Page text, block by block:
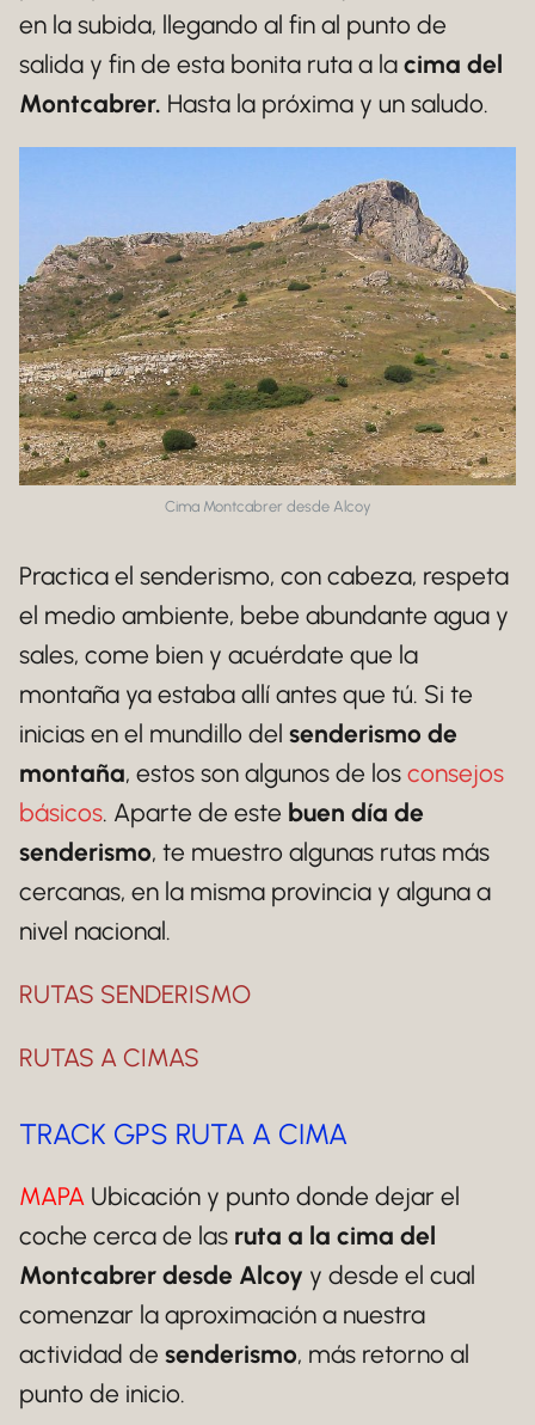
en la subida, llegando al fin al punto de
salida y fin de esta bonita ruta a la cima del
Montcabrer. Hasta la próxima y un saludo.
Cima Montcabrer desde Alcoy
Practica el senderismo, con cabeza, respeta
el medio ambiente, bebe abundante agua y
sales, come bien y acuérdate que la
montaña ya estaba allí antes que tú. Si te
inicias en el mundillo del senderismo de
montaña, estos son algunos de los consejos
básicos. Aparte de este buen día de
senderismo, te muestro algunas rutas más
cercanas, en la misma provincia y alguna a
nivel nacional.
RUTAS SENDERISMO
RUTAS A CIMAS
TRACK GPS RUTA A CIMA
MAPA Ubicación y punto donde dejar el
coche cerca de las ruta a la cima del
Montcabrer desde Alcoy y desde el cual
comenzar la aproximación a nuestra
actividad de senderismo, más retorno al
punto de inicio.